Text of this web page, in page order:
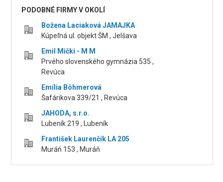
PODOBNÉ FIRMY V OKOLÍ
Božena Laciaková JAMAJKA
Kúpeľná ul. objekt ŠM , Jelšava
Emil Mički - M M
Prvého slovenského gymnázia 535 ,
Revúca
Emília Böhmerová
Šafárikova 339/21 , Revúca
JAHODA, s.r.o.
Lubeník 219 , Lubeník
František Laurenčík LA 205
Muráň 153 , Muráň